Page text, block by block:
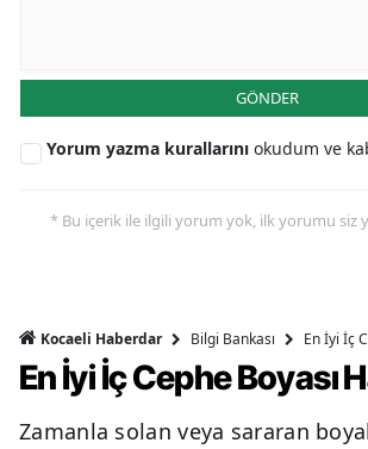
GÖNDER
Yorum yazma kurallarını okudum ve
* Bu içerik ile ilgili yorum yok, ilk yorumu siz
Kocaeli Haberdar Bilgi Bankası En İyi İç
En İyi İç Cephe Boyası
Zamanla solan veya sararan